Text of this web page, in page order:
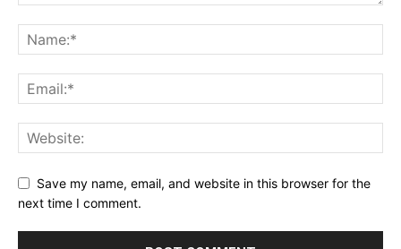
Save my name, email, and website in this browser for the
next time I comment.